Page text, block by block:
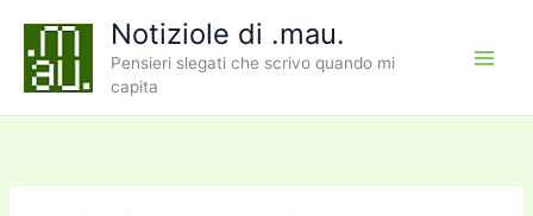
contenuto
Notiziole di .mau.
Pensieri slegati che scrivo quando mi
capita